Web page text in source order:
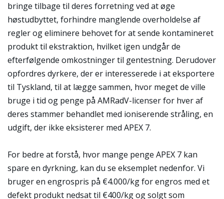
bringe tilbage til deres forretning ved at øge
høstudbyttet, forhindre manglende overholdelse af
regler og eliminere behovet for at sende kontamineret
produkt til ekstraktion, hvilket igen undgår de
efterfølgende omkostninger til gentestning. Derudover
opfordres dyrkere, der er interesserede i at eksportere
til Tyskland, til at lægge sammen, hvor meget de ville
bruge i tid og penge på AMRadV-licenser for hver af
deres stammer behandlet med ioniserende stråling, en
udgift, der ikke eksisterer med APEX 7.
For bedre at forstå, hvor mange penge APEX 7 kan
spare en dyrkning, kan du se eksemplet nedenfor. Vi
bruger en engrospris på €4.000/kg for engros med et
defekt produkt nedsat til €400/kg og solgt som